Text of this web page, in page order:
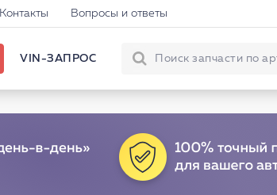
Контакты Вопросы и ответы
VIN-ЗАПРОС